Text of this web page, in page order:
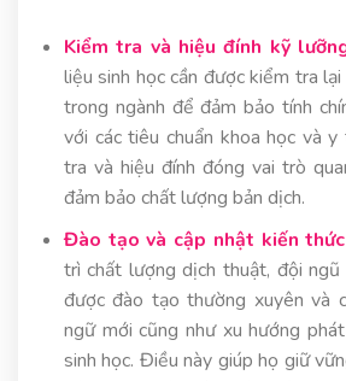
Kiểm tra và hiệu đính kỹ
liệu sinh học cần được kiểm tra
trong ngành để đảm bảo tính
với các tiêu chuẩn khoa học và
tra và hiệu đính đóng vai trò
đảm bảo chất lượng bản dịch.
Đào tạo và cập nhật kiến
trì chất lượng dịch thuật, đội ngũ
được đào tạo thường xuyên và
ngữ mới cũng như xu hướng
sinh học. Điều này giúp họ giữ